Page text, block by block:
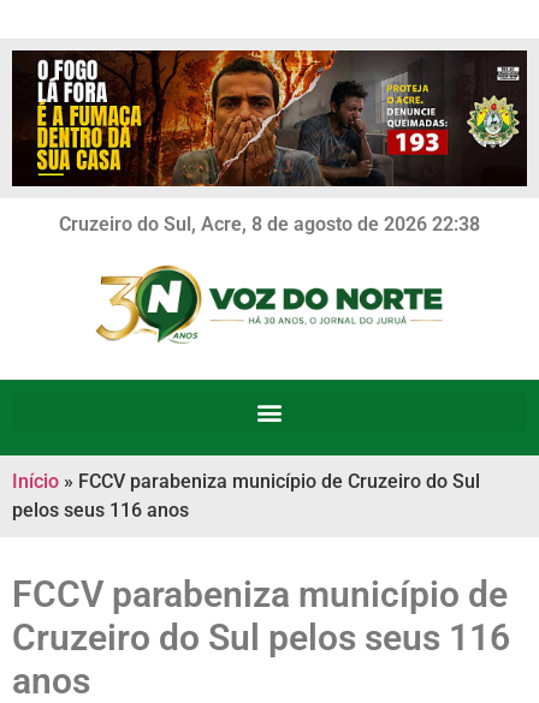
Cruzeiro do Sul, Acre, 8 de agosto de 2026 22:38
Início » FCCV parabeniza município de Cruzeiro do Sul
pelos seus 116 anos
FCCV parabeniza município de
Cruzeiro do Sul pelos seus 116
anos